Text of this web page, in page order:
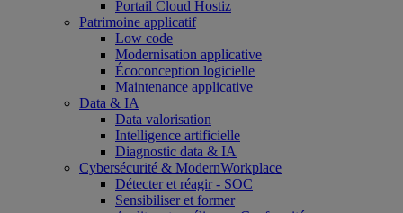
Portail Cloud Hostiz
Patrimoine applicatif
Low code
Modernisation applicative
Écoconception logicielle
Maintenance applicative
Data & IA
Data valorisation
Intelligence artificielle
Diagnostic data & IA
Cybersécurité & ModernWorkplace
Détecter et réagir - SOC
Sensibiliser et former